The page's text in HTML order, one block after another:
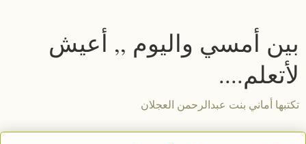
بين أمسي واليوم ,, أعيش
لأتعلم....
تكتبها أماني بنت عبدالرحمن العجلان